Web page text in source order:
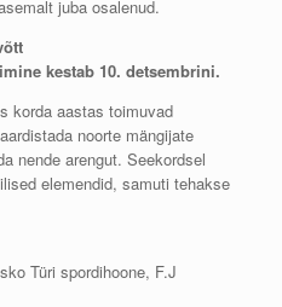
juba osalenud.
kestab 10. detsembrini.
korda aastas toimuvad
noorte mängijate
nende arengut. Seekordsel
elemendid, samuti tehakse
Türi spordihoone, F.J